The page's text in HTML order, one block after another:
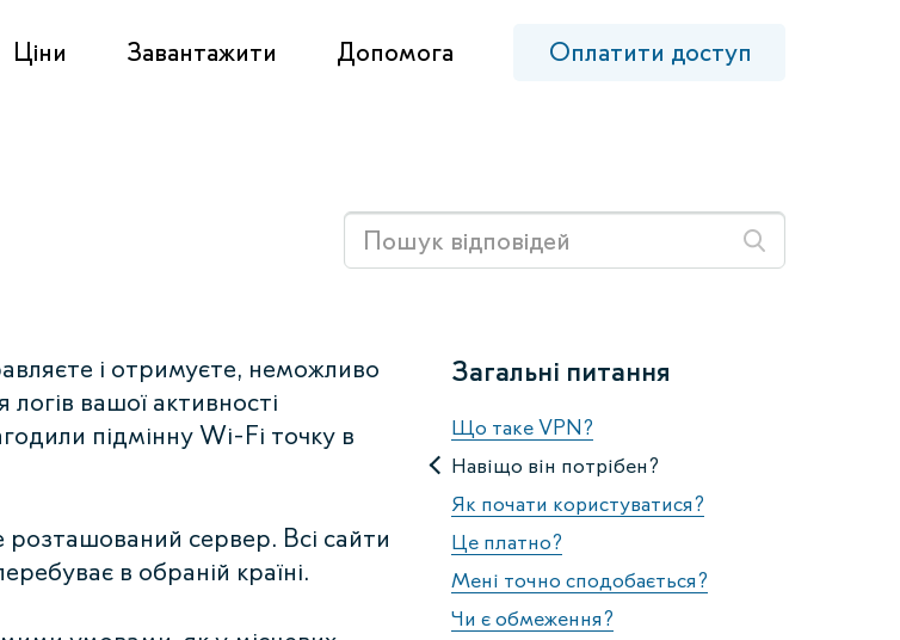
Ціни Завантажити Допомога Оплатити доступ
і отримуєте, неможливо
вашої активності
підмінну Wi-Fi точку в
розташований сервер. Всі сайти
в обраній країні.
Загальні питання
Що таке VPN?
Навіщо він потрібен?
Як почати користуватися?
Це платно?
Мені точно сподобається?
Чи є обмеження?